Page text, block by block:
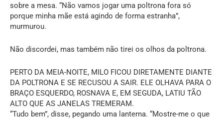
sobre a mesa. “Não vamos jogar uma poltrona fora só
porque minha mãe está agindo de forma estranha”,
murmurou.
Não discordei, mas também não tirei os olhos da poltrona.
PERTO DA MEIA-NOITE, MILO FICOU DIRETAMENTE DIANTE
DA POLTRONA E SE RECUSOU A SAIR. ELE OLHAVA PARA O
BRAÇO ESQUERDO, ROSNAVA E, EM SEGUDA, LATIU TÃO
ALTO QUE AS JANELAS TREMERAM.
“Tudo bem”, disse, pegando uma lanterna. “Mostre-me o que